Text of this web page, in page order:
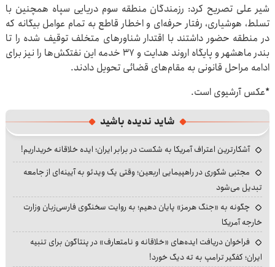
شیر علی تصریح کرد: رزمندگان منطقه سوم دریایی سپاه همچنین با
تسلط، هوشیاری، رفتار حرفه‌ای و اخطار قاطع به تمام عوامل بیگانه که
در منطقه حضور داشتند با اقتدار شناورهای متخلف توقیف شده را تا
بندر ماهشهر و پایگاه اروند هدایت و ۳۷ خدمه این نفتکش‌ها را نیز برای
ادامه مراحل قانونی به مقام‌های قضائی تحویل دادند.
*عکس آرشیوی است.
شاید ندیده باشید
آشکارترین اعتراف آمریکا به شکست در برابر ایران؛ ایده خلاقانه خریداریم!
مجتبی شکوری در راهپیمایی اربعین؛ وقتی یک ویدئو به آیینه‌ای از جامعه
تبدیل می‌شود
چگونه به «جنگ هرمز» پایان دهیم؛ به روایت سخنگوی فارسی‌زبان وزارت
خارجه آمریکا
فراخوان دریافت ایده‌های «خلاقانه و نامتعارف» در پنتاگون برای تنبیه
ایران؛ کفگیر ترامپ به ته دیگ خورد!